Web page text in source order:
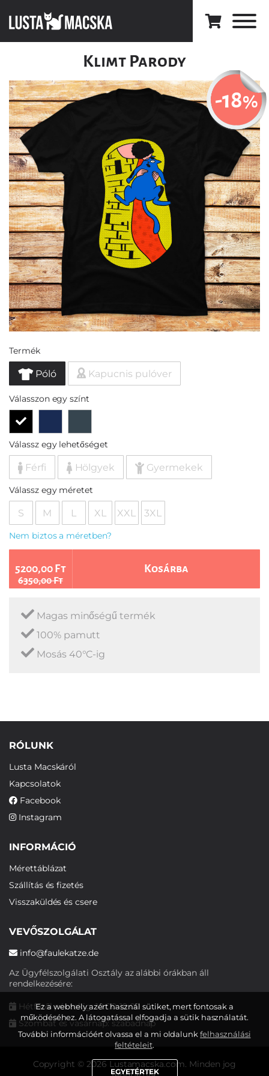
Klimt Parody
-18%
Termék
Póló Kapucnis pulóver
Válasszon egy színt
Válassz egy lehetőséget
Férfi Hölgyek Gyermekek
Válassz egy méretet
S M L XL XXL 3XL
Nem biztos a méretben?
5200,00 Ft
6350,00 Ft
Kosárba
Magas minőségű termék
100% pamutt
Mosás 40°C-ig
RÓLUNK
Lusta Macskáról
Kapcsolatok
Facebook
Instagram
INFORMÁCIÓ
Mérettáblázat
Szállítás és fizetés
Visszaküldés és csere
VEVŐSZOLGÁLAT
info@faulekatze.de
Az Ügyfélszolgálati Osztály az alábbi órákban áll
rendelkezésére:
Hétfőtől péntekig: 10:00-19:00
Szombat és vasárnap: szabadnap
Copyright © 2026 Lustamacska.com. Minden jog
Ez a webhely azért használ sütiket, mert fontosak a
működéséhez. A látogatással elfogadja a sütik használatát.
További információért olvassa el a mi oldalunkfelhasználási
feltételeit.
EGYETÉRTEK